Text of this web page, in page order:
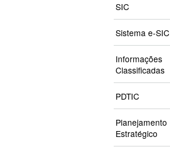
SIC
Sistema e-SIC
Informações
Classificadas
PDTIC
Planejamento
Estratégico